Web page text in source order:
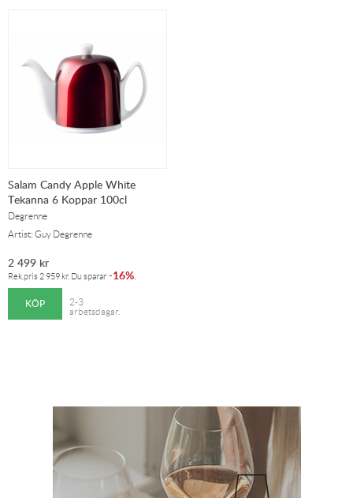
Salam Candy Apple White
Tekanna 6 Koppar 100cl
Degrenne
Artist: Guy Degrenne
2 499 kr
Rek.pris 2 959 kr. Du sparar -16%
KÖP
2-3
arbetsdagar.